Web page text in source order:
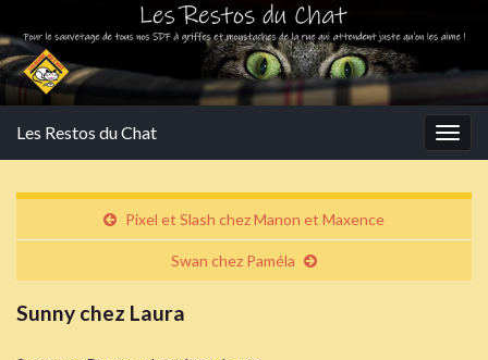
Les Restos du Chat
Pixel et Slash chez Manon et Maxence
Swan chez Paméla
Sunny chez Laura